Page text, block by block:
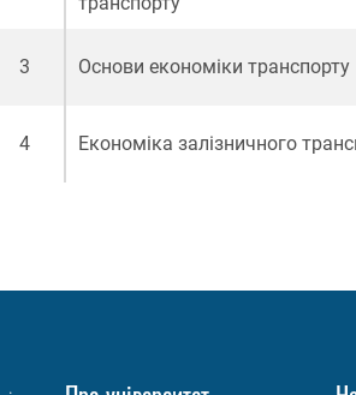
3 Основи економіки транспорту
4 Економіка залізничного